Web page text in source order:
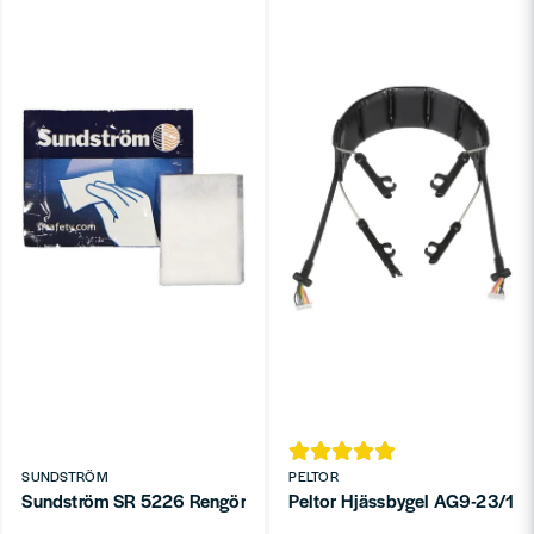
SUNDSTRÖM
Sundström SR 5226 Rengöringsservetter
PELTOR
Peltor Hjässbygel AG9-23/1